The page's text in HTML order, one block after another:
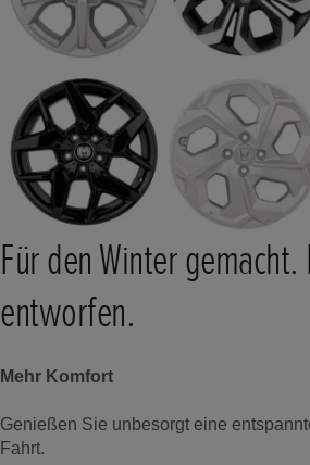
Für den Winter gemacht.
entworfen.
Mehr Komfort
Genießen Sie unbesorgt eine
Fahrt.